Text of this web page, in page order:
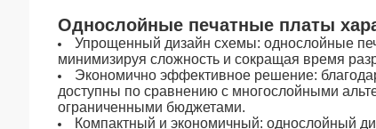
Однослойные печатные платы
Упрощенный дизайн схемы: однослойные
минимизируя сложность и сокращая время
Экономично эффективное решение:
доступны по сравнению с многослойными
ограниченными бюджетами.
Компактный и экономичный: однослойный